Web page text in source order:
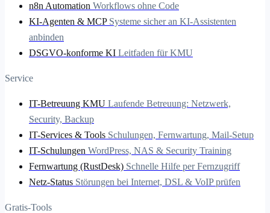
n8n Automation Workflows ohne Code
KI-Agenten & MCP Systeme sicher an KI-Assistenten
anbinden
DSGVO-konforme KI Leitfaden für KMU
Service
IT-Betreuung KMU Laufende Betreuung: Netzwerk,
Security, Backup
IT-Services & Tools Schulungen, Fernwartung, Mail-Setup
IT-Schulungen WordPress, NAS & Security Training
Fernwartung (RustDesk) Schnelle Hilfe per Fernzugriff
Netz-Status Störungen bei Internet, DSL & VoIP prüfen
Gratis-Tools